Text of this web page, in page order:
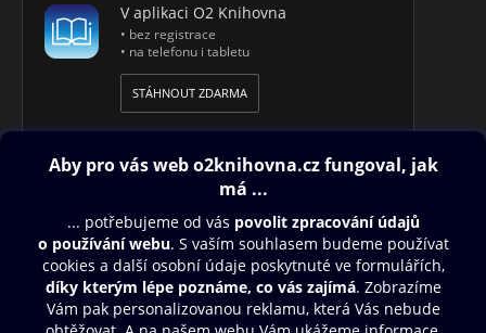
V aplikaci O2 Knihovna
• bez registrace
• na telefonu i tabletu
STÁHNOUT ZDARMA
Obsah ke stažení
Moje O2 Knihovna
Další zábava